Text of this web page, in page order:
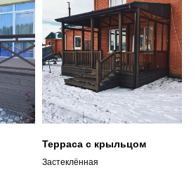
Терраса с крыльцом
Застеклённая